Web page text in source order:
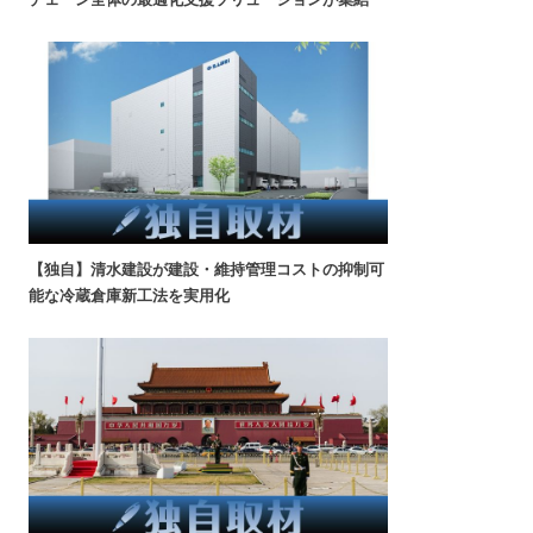
【独自】清水建設が建設・維持管理コストの抑制可
能な冷蔵倉庫新工法を実用化